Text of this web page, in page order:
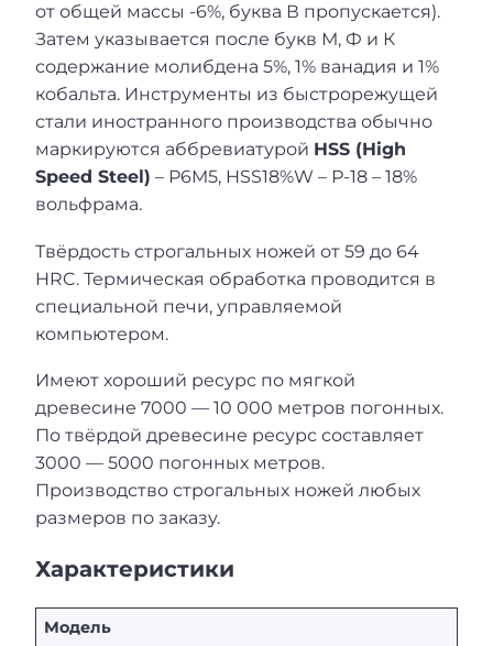
от общей массы -6%, буква В пропускается).
Затем указывается после букв М, Ф и К
содержание молибдена 5%, 1% ванадия и 1%
кобальта. Инструменты из быстрорежущей
стали иностранного производства обычно
маркируются аббревиатурой HSS (High
Speed Steel) – Р6M5, HSS18%W – Р-18 – 18%
вольфрама.
Твёрдость строгальных ножей от 59 до 64
HRC. Термическая обработка проводится в
специальной печи, управляемой
компьютером.
Имеют хороший ресурс по мягкой
древесине 7000 — 10 000 метров погонных.
По твёрдой древесине ресурс составляет
3000 — 5000 погонных метров.
Производство строгальных ножей любых
размеров по заказу.
Характеристики
Модель